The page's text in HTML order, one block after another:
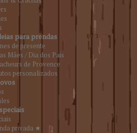
para prendas
de presente
Mães / Dia dos Pais
de Provence
personalizados
privada ★